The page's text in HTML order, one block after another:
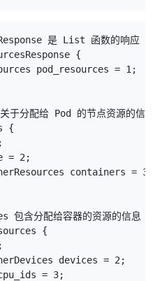
是 List 函数的响应
{
pod_resources = 1;
分配给 Pod 的节点资源的信息
{
= 2;
containers = 3;
含分配给容器的资源的信息
{
devices = 2;
= 3;